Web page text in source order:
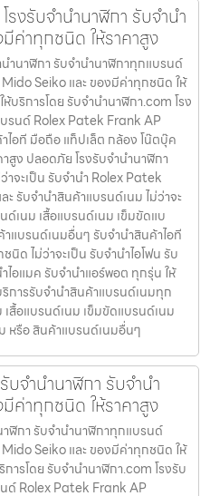
งรับจำนำนาฬิกา รับจำนำ
ค่าทุกชนิด ให้ราคาสูง
ำนาฬิกา รับจำนำนาฬิกาทุกแบรนด์
Seiko และ ของมีค่าทุกชนิด ให้
บริการโดย รับจํานํานาฬิกา.com โรง
รนด์ Rolex Patek Frank AP
อที มือถือ แท็ปเล็ต กล้อง โน๊ตบุ๊ค
สูง ปลอดภัย โรงรับจำนำนาฬิกา
จะเป็น รับจำนำ Rolex Patek
รับจำนำสินค้าแบรนด์เนม ไม่ว่าจะ
ด์เนม เสื้อแบรนด์เนม เข็มขัดแบ
แบรนด์เนมอื่นๆ รับจำนำสินค้าไอที
ด ไม่ว่าจะเป็น รับจำนำไอโฟน รับ
ไอแมค รับจำนำแอร์พอต ทุกรุ่น ให้
การรับจำนำสินค้าแบรนด์เนมทุก
เสื้อแบรนด์เนม เข็มขัดแบรนด์เนม
หรือ สินค้าแบรนด์เนมอื่นๆ
บจำนำนาฬิกา รับจำนำ
ค่าทุกชนิด ให้ราคาสูง
าฬิกา รับจำนำนาฬิกาทุกแบรนด์
Seiko และ ของมีค่าทุกชนิด ให้
ารโดย รับจํานํานาฬิกา.com โรงรับ
ด์ Rolex Patek Frank AP